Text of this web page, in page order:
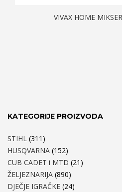
VIVAX HOME
KATEGORIJE PROIZVODA
STIHL (311)
HUSQVARNA (152)
CUB CADET i MTD (21)
ŽELJEZNARIJA (890)
DJEČJE IGRAČKE (24)